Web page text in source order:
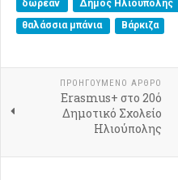
δωρεάν Δήμος Ηλιούπολης
θαλάσσια μπάνια
Βάρκιζα
ΠΡΟΗΓΟΎΜΕΝΟ ΑΡΘΡΟ
Erasmus+ στο 20ό
Δημοτικό Σχολείο
Ηλιούπολης